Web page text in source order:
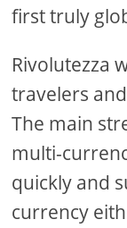
first truly
Rivolutezza
travelers
The main
multi-
quickly and
currency